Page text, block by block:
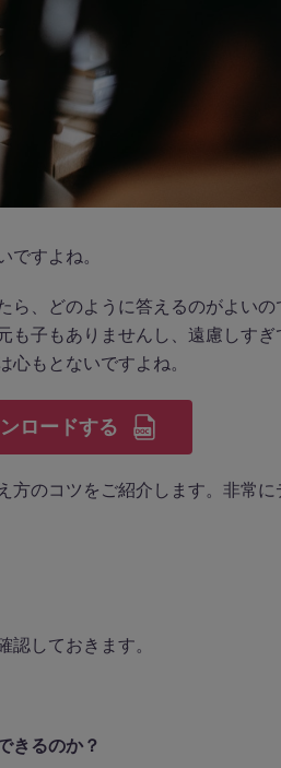
すよね。
、どのように答えるのがよい
も子もありませんし、遠慮しす
もとないですよね。
ロードする
のコツをご紹介します。非常
しておきます。
きるのか？